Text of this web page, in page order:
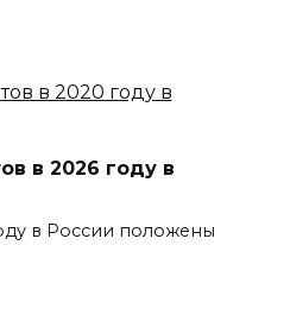
в 2026 году в
в России положены